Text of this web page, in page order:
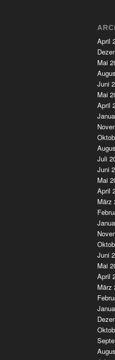
April
Mai
Juni
Mai
April
Juli
Juni
Mai
April
März
Juni
Mai
April
März